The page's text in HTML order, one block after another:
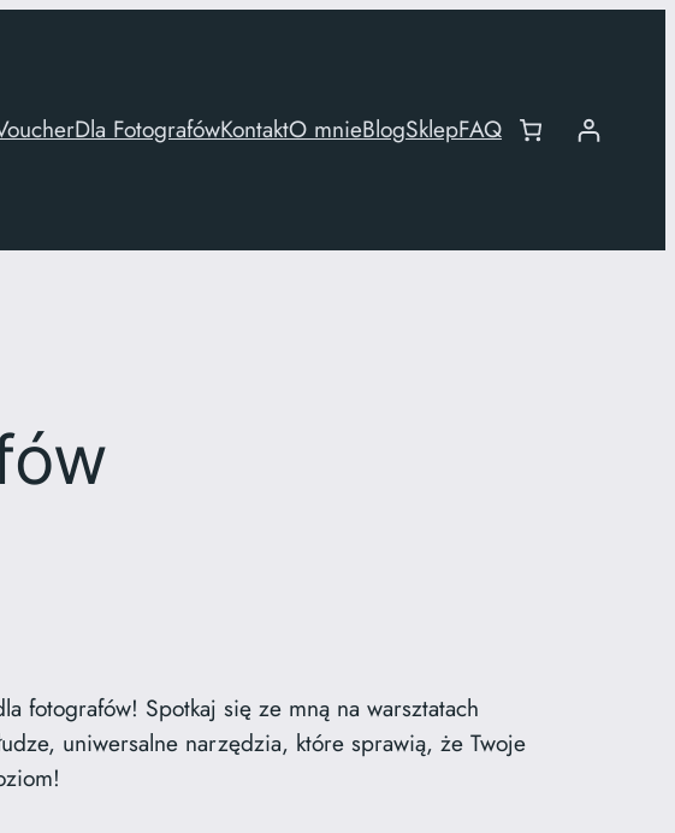
Dla FotografówKontaktO mnieBlogSklepFAQ
fotografów! Spotkaj się ze mną na warsztatach
uniwersalne narzędzia, które sprawią, że Twoje